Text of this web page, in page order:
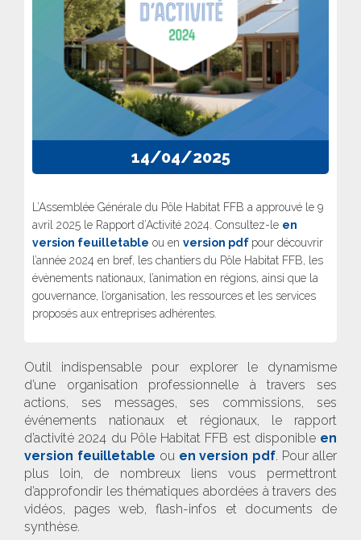
14/04/2025
L’Assemblée Générale du Pôle Habitat FFB a approuvé le 9
avril 2025 le Rapport d’Activité 2024. Consultez-le en
version feuilletable ou en version pdf pour découvrir
l’année 2024 en bref, les chantiers du Pôle Habitat FFB, les
évènements nationaux, l’animation en régions, ainsi que la
gouvernance, l’organisation, les ressources et les services
proposés aux entreprises adhérentes.
Outil indispensable pour explorer le dynamisme
d’une organisation professionnelle à travers ses
actions, ses messages, ses commissions, ses
événements nationaux et régionaux, le rapport
d’activité 2024 du Pôle Habitat FFB est disponible en
version feuilletable ou en version pdf. Pour aller
plus loin, de nombreux liens vous permettront
d’approfondir les thématiques abordées à travers des
vidéos, pages web, flash-infos et documents de
synthèse.